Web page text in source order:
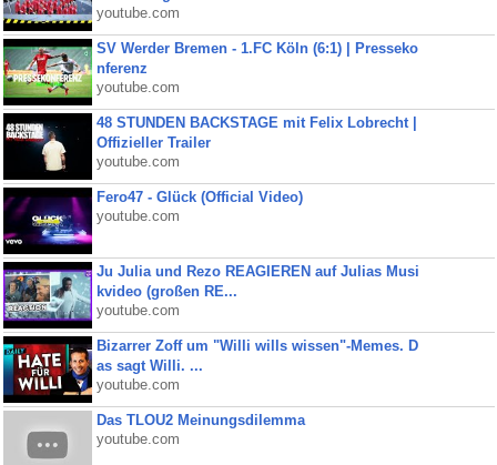
youtube.com
SV Werder Bremen - 1.FC Köln (6:1) | Presseko
nferenz
youtube.com
48 STUNDEN BACKSTAGE mit Felix Lobrecht |
Offizieller Trailer
youtube.com
Fero47 - Glück (Official Video)
youtube.com
Ju Julia und Rezo REAGIEREN auf Julias Musi
kvideo (großen RE...
youtube.com
Bizarrer Zoff um "Willi wills wissen"-Memes. D
as sagt Willi. ...
youtube.com
Das TLOU2 Meinungsdilemma
youtube.com